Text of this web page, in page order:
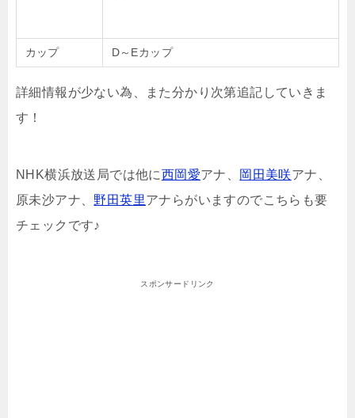
カップ D～Eカップ
詳細情報が少ない為、また分かり次第追記していきま
す！
NHK横浜放送局では他に西岡愛アナ、 岡田美咲アナ、
原未沙アナ、 野田英里アナらがいますのでこちらも要
チェックです♪
スポンサードリンク